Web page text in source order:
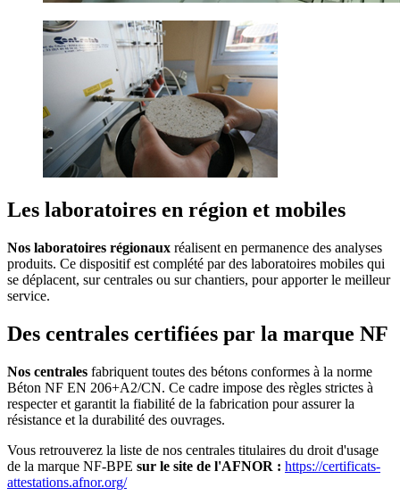
Les laboratoires en région et mobiles
Nos laboratoires régionaux réalisent en permanence des analyses
produits. Ce dispositif est complété par des laboratoires mobiles qui
se déplacent, sur centrales ou sur chantiers, pour apporter le meilleur
service.
Des centrales certifiées par la marque NF
Nos centrales fabriquent toutes des bétons conformes à la norme
Béton NF EN 206+A2/CN. Ce cadre impose des règles strictes à
respecter et garantit la fiabilité de la fabrication pour assurer la
résistance et la durabilité des ouvrages.
Vous retrouverez la liste de nos centrales titulaires du droit d'usage
de la marque NF-BPE sur le site de l'AFNOR : https://certificats-
attestations.afnor.org/